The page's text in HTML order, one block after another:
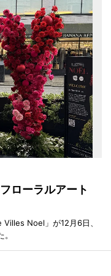
ローラルアート
Noel」が12月6日、